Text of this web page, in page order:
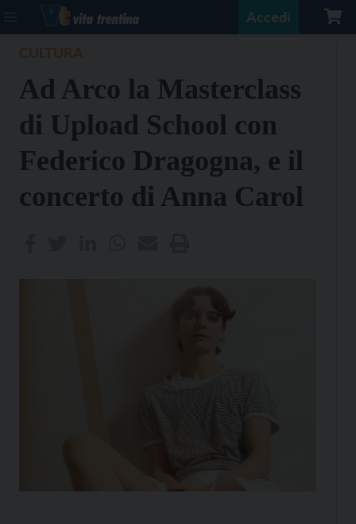
Accedi
Ad Arco la Masterclass
di Upload School con
Federico Dragogna, e il
concerto di Anna Carol